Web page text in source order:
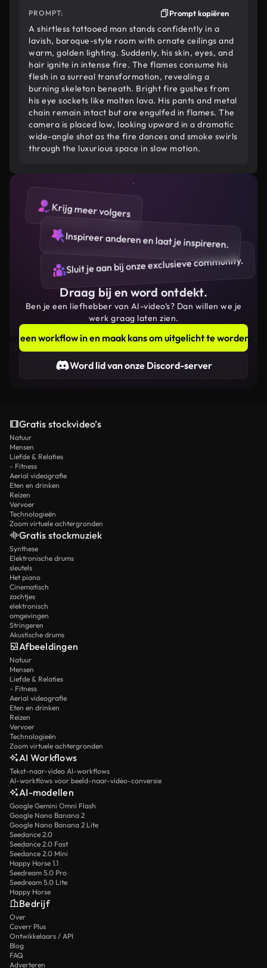
PROMPT: Prompt kopiëren
A shirtless tattooed man stands confidently in a
lavish, baroque-style room with ornate ceilings and
warm, golden lighting. Suddenly, his skin, eyes, and
hair ignite in intense fire. The flames consume his
flesh in a surreal transformation, revealing a
burning skeleton beneath. Bright fire gushes from
his eye sockets like molten lava. His pants and metal
chain remain intact but are engulfed in flames. The
camera is placed low, looking upward in a dramatic
wide-angle shot as the fire dances and smoke swirls
through the luxurious space in slow motion.
Krijg meer volgers
Inspireer anderen en laat je inspireren.
Sluit je aan bij onze exclusieve community.
Draag bij en word ontdekt.
Ben je een liefhebber van AI-video’s? Dan willen we je
werk graag laten zien.
een workflow in en maak kans om uitgelicht te worden.
Word lid van onze Discord-server
Gratis stockvideo’s
Natuur
Mensen
Liefde & Relaties
- Fitness
Aerial videografie
Eten en drinken
Reizen
Vervoer
Technologieën
Zoom virtuele achtergronden
Gratis stockmuziek
Synthese
Elektronische drums
sleutels
Het piano
Cinematisch
zachtjes
elektronisch
omgevingen
Stringeren
Akustische drums
Afbeeldingen
Natuur
Mensen
Liefde & Relaties
- Fitness
Aerial videografie
Eten en drinken
Reizen
Vervoer
Technologieën
Zoom virtuele achtergronden
AI Workflows
Tekst-naar-video AI-workflows
AI-workflows voor beeld-naar-video-conversie
AI-modellen
Google Gemini Omni Flash
Google Nano Banana 2
Google Nano Banana 2 Lite
Seedance 2.0
Seedance 2.0 Fast
Seedance 2.0 Mini
Happy Horse 1.1
Seedream 5.0 Pro
Seedream 5.0 Lite
Happy Horse
Bedrijf
Over
Coverr Plus
Ontwikkelaars / API
Blog
FAQ
Adverteren